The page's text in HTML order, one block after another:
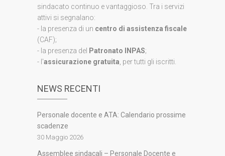
sindacato continuo e vantaggioso. Tra i servizi
attivi si segnalano:
- la presenza di un centro di assistenza fiscale
(CAF);
- la presenza del Patronato INPAS;
- l'assicurazione gratuita , per tutti gli iscritti.
NEWS RECENTI
Personale docente e ATA: Calendario prossime
scadenze
30 Maggio 2026
Assemblee sindacali – Personale Docente e